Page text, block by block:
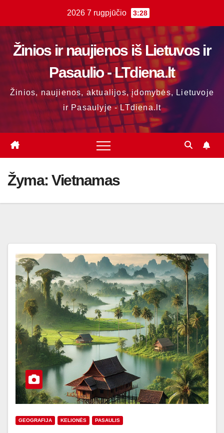
content
2026 7 rugpjūčio 3:28
Žinios ir naujienos iš Lietuvos ir
Pasaulio - LTdiena.lt
Žinios, naujienos, aktualijos, įdomybės, Lietuvoje
ir Pasaulyje - LTdiena.lt
Žyma: Vietnamas
GEOGRAFIJA KELIONĖS PASAULIS